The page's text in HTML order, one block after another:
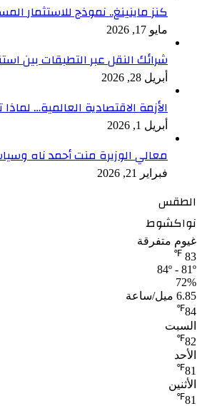
كنز ماينينغ.. نموذج للاستثمار
مايو 17, 2026
شرائك النقل عبر التطبقات بين
أبريل 28, 2026
الأزمة الاقتصادية العالمية…
أبريل 1, 2026
معالي الوزيرة منت أحمد ناه
فبراير 21, 2026
الطقس
نواكشوط
غيوم متفرقة
83
℉
84º - 81º
72%
6.85 ميل/ساعة
84
℉
السبت
82
℉
الأحد
81
℉
الأثنين
81
℉